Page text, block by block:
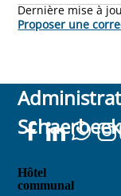
Dernière mise à
Proposer une
Schaerbeek
Hôtel
communal